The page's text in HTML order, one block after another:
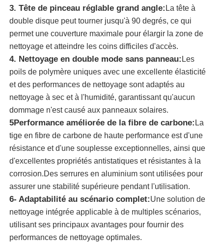
brosse de nettoyage de panneau solaire
pinceau rotatif à panneau solaire
Brosse de lavage pour panneaux solaires
Brosse rotative pour panneaux solaires
Outils de nettoyage pour panneaux solaires
Équipement de lavage de panneaux solaires
Pôle alimenté par l'eau
Machine d'osmose d'inversion
3. Tête de pinceau réglable grand angle: La tête à
double disque peut tourner jusqu'à 90 degrés, ce qui
permet une couverture maximale pour élargir la zone de
nettoyage et atteindre les coins difficiles d'accès.
4. Nettoyage en double mode sans panneau: Les
poils de polymère uniques avec une excellente élasticité
et des performances de nettoyage sont adaptés au
nettoyage à sec et à l'humidité, garantissant qu'aucun
dommage n'est causé aux panneaux solaires.
5Performance améliorée de la fibre de carbone: La
tige en fibre de carbone de haute performance est d'une
résistance et d'une souplesse exceptionnelles, ainsi que
d'excellentes propriétés antistatiques et résistantes à la
corrosion.Des serrures en aluminium sont utilisées pour
assurer une stabilité supérieure pendant l'utilisation.
6- Adaptabilité au scénario complet:Une solution de
nettoyage intégrée applicable à de multiples scénarios,
utilisant ses principaux avantages pour fournir des
performances de nettoyage optimales.